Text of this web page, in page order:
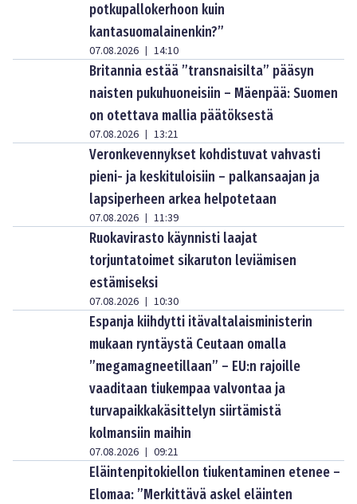
potkupallokerhoon kuin
kantasuomalainenkin?”
07.08.2026 | 14:10
Britannia estää ”transnaisilta” pääsyn
naisten pukuhuoneisiin – Mäenpää: Suomen
on otettava mallia päätöksestä
07.08.2026 | 13:21
Veronkevennykset kohdistuvat vahvasti
pieni- ja keskituloisiin – palkansaajan ja
lapsiperheen arkea helpotetaan
07.08.2026 | 11:39
Ruokavirasto käynnisti laajat
torjuntatoimet sikaruton leviämisen
estämiseksi
07.08.2026 | 10:30
Espanja kiihdytti itävaltalaisministerin
mukaan ryntäystä Ceutaan omalla
”megamagneetillaan” – EU:n rajoille
vaaditaan tiukempaa valvontaa ja
turvapaikkakäsittelyn siirtämistä
kolmansiin maihin
07.08.2026 | 09:21
Eläintenpitokiellon tiukentaminen etenee –
Elomaa: ”Merkittävä askel eläinten